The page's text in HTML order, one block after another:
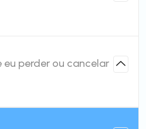
eu perder ou cancelar